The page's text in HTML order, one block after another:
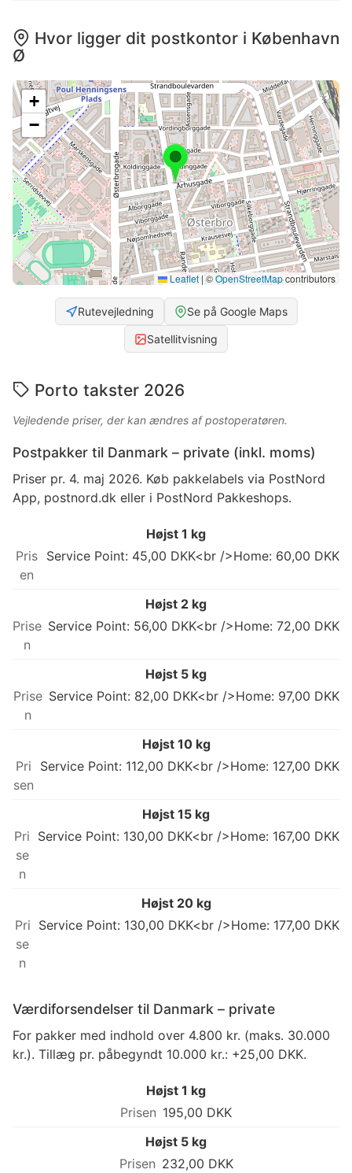
Hvor ligger dit postkontor i København
Ø
+
−
Leaflet | ©OpenStreetMapcontributors
Rutevejledning Se på Google Maps
Satellitvisning
Porto takster 2026
Vejledende priser, der kan ændres af postoperatøren.
Postpakker til Danmark – private (inkl. moms)
Priser pr. 4. maj 2026. Køb pakkelabels via PostNord
App, postnord.dk eller i PostNord Pakkeshops.
Højst 1 kg
Service Point: 45,00 DKK<br />Home: 60,00 DKK
Højst 2 kg
Service Point: 56,00 DKK<br />Home: 72,00 DKK
Højst 5 kg
Service Point: 82,00 DKK<br />Home: 97,00 DKK
Højst 10 kg
Service Point: 112,00 DKK<br />Home: 127,00 DKK
Højst 15 kg
Service Point: 130,00 DKK<br />Home: 167,00 DKK
Højst 20 kg
Service Point: 130,00 DKK<br />Home: 177,00 DKK
Værdiforsendelser til Danmark – private
For pakker med indhold over 4.800 kr. (maks. 30.000
kr.). Tillæg pr. påbegyndt 10.000 kr.: +25,00 DKK.
Højst 1 kg
195,00 DKK
Højst 5 kg
232,00 DKK